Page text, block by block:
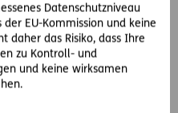
Datenschutzniveau
EU-Kommission und keine
daher das Risiko, dass Ihre
zu Kontroll- und
und keine wirksamen
zu Compliance-Themen
unseres Compliance
das Bewusstsein der